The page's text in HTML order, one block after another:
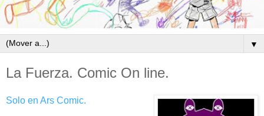
▼
La Fuerza. Comic On line.
Solo en Ars Comic.